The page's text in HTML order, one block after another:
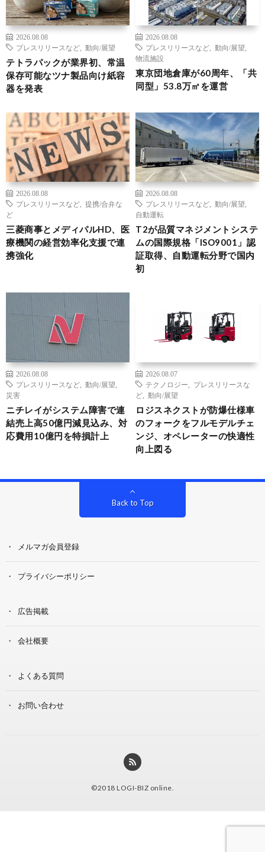
2026.08.08
プレスリリースなど
動向/展望
テトラパックが業界初、常温
保存可能なツナ製品向け紙容
器を発表
2026.08.08
プレスリリースなど
動向/展望
物流施設
東京団地倉庫が60周年、「共
同型」53.8万㎡を運営
2026.08.08
プレスリリースなど
提携/合弁な
ど
三菱商事とメディパルHD、医
療機関の経営効率化支援で連
携強化
2026.08.08
プレスリリースなど
動向/展望
自動運転
T2が品質マネジメントシステ
ムの国際規格「ISO9001」認
証取得、自動運転分野で国内
初
2026.08.08
プレスリリースなど
動向/展望
災害
ニチレイがシステム障害で連
結売上高50億円減見込み、対
応費用10億円を特損計上
2026.08.07
テクノロジー
プレスリリースな
ど
動向/展望
ロジスネクストが防爆仕様車
のフォークをフルモデルチェ
ンジ、オペレーターの快適性
向上図る
Back to Top
メルマガ会員登録
プライバシーポリシー
広告掲載
会社概要
よくある質問
お問い合わせ
©2018 LOGI-BIZ online